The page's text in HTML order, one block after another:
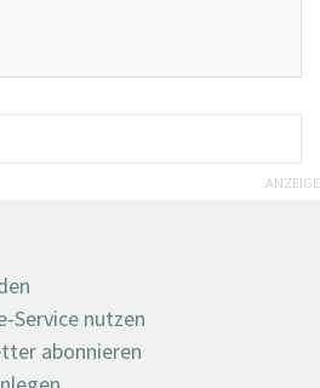
ANZEIGE
Service nutzen
abonnieren